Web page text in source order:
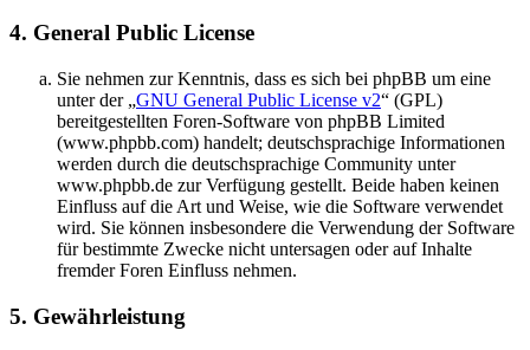
4. General Public License
Sie nehmen zur Kenntnis, dass es sich bei phpBB um eine
unter der „GNU General Public License v2“ (GPL)
bereitgestellten Foren-Software von phpBB Limited
(www.phpbb.com) handelt; deutschsprachige Informationen
werden durch die deutschsprachige Community unter
www.phpbb.de zur Verfügung gestellt. Beide haben keinen
Einfluss auf die Art und Weise, wie die Software verwendet
wird. Sie können insbesondere die Verwendung der Software
für bestimmte Zwecke nicht untersagen oder auf Inhalte
fremder Foren Einfluss nehmen.
5. Gewährleistung